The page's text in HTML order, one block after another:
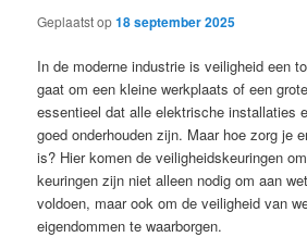
Geplaatst op18 september 2025
In de moderne industrie is veiligheid een
gaat om een kleine werkplaats of een
essentieel dat alle elektrische installaties
goed onderhouden zijn. Maar hoe zorg je
is? Hier komen de veiligheidskeuringen
keuringen zijn niet alleen nodig om aan
voldoen, maar ook om de veiligheid van
eigendommen te waarborgen.